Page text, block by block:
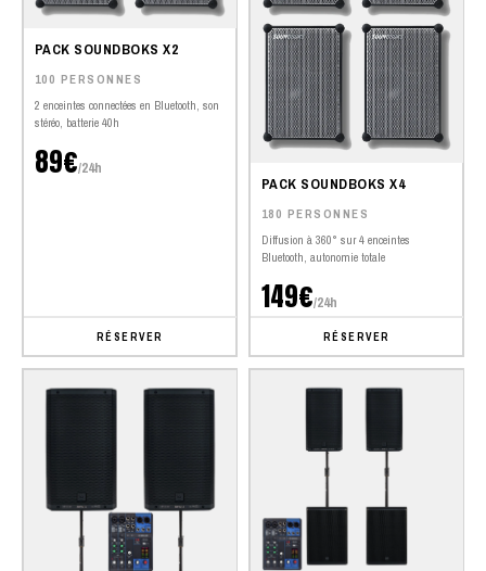
PACK SOUNDBOKS X2
100 PERSONNES
2 enceintes connectées en Bluetooth, son
stéréo, batterie 40h
89€/24h
RÉSERVER
PACK SOUNDBOKS X4
180 PERSONNES
Diffusion à 360° sur 4 enceintes
Bluetooth, autonomie totale
149€/24h
RÉSERVER